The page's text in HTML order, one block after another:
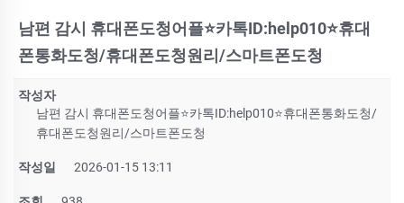
남편 감시 휴대폰도청어플⭐카톡ID:help010⭐휴대
폰통화도청/휴대폰도청원리/스마트폰도청
작성자
남편 감시 휴대폰도청어플⭐카톡ID:help010⭐휴대폰통화도청/
휴대폰도청원리/스마트폰도청
작성일 2026-01-15 13:11